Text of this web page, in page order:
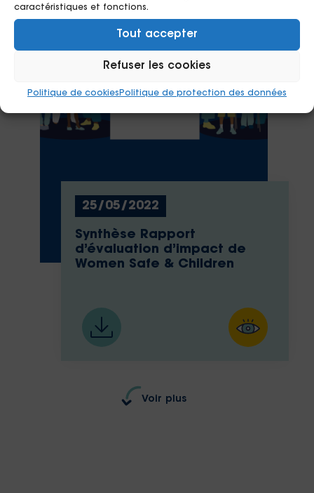
caractéristiques et fonctions.
Tout accepter
Refuser les cookies
Politique de cookies Politique de protection des données
25/05/2022
Synthèse Rapport
d’évaluation d’impact de
Women Safe & Children
Voir plus